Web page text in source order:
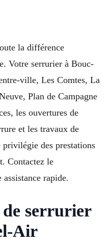
la différence
Votre serrurier à Bouc-
ville, Les Comtes, La
Plan de Campagne
les ouvertures de
et les travaux de
des prestations
Contactez le
rapide.
de serrurier
Air